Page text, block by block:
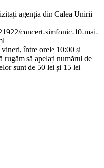
agenția din Calea Unirii
concert-simfonic-10-mai-
între orele 10:00 și
rugăm să apelați numărul de
sunt de 50 lei și 15 lei